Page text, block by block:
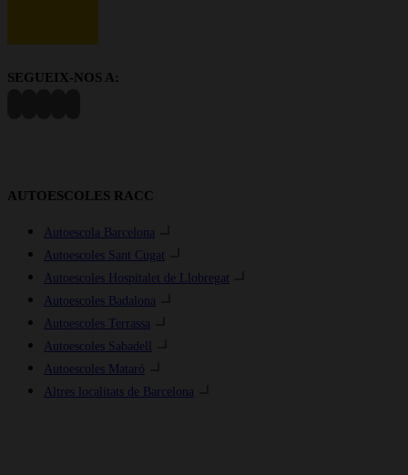
SEGUEIX-NOS A:
AUTOESCOLES RACC
Autoescola Barcelona
Autoescoles Sant Cugat
Autoescoles Hospitalet de Llobregat
Autoescoles Badalona
Autoescoles Terrassa
Autoescoles Sabadell
Autoescoles Mataró
Altres localitats de Barcelona